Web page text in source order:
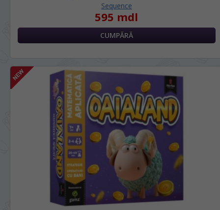
Sequence
595 mdl